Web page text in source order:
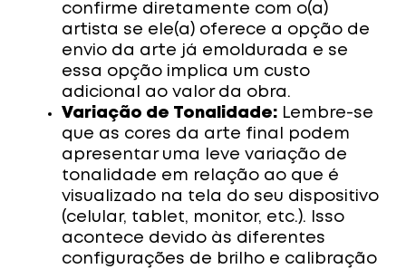
confirme diretamente com o(a)
artista se ele(a) oferece a opção de
envio da arte já emoldurada e se
essa opção implica um custo
adicional ao valor da obra.
Variação de Tonalidade: Lembre-se
que as cores da arte final podem
apresentar uma leve variação de
tonalidade em relação ao que é
visualizado na tela do seu dispositivo
(celular, tablet, monitor, etc.). Isso
acontece devido às diferentes
configurações de brilho e calibração